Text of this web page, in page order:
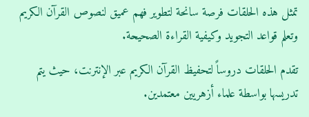
تمثل هذه الحلقات فرصة سانحة لتطوير فهم عميق لنصوص القرآن الكريم
وتعلم قواعد التجويد وكيفية القراءة الصحيحة.
تقدم الحلقات دروساً لتحفيظ القرآن الكريم عبر الإنترنت، حيث يتم
تدريسها بواسطة علماء أزهريين معتمدين.